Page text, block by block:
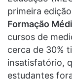
primeira edição
Formação
cursos de
cerca de 30%
insatisfatório,
estudantes